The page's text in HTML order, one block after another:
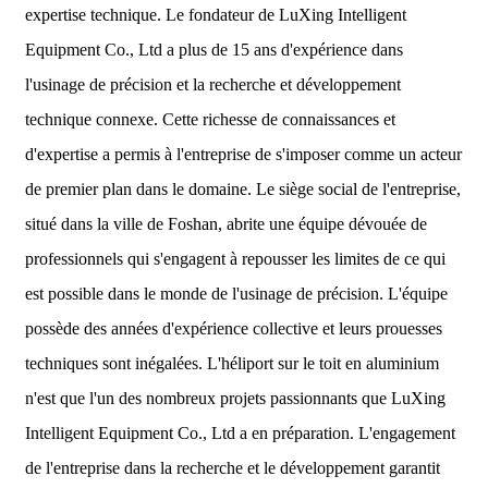
expertise technique. Le fondateur de LuXing Intelligent
Equipment Co., Ltd a plus de 15 ans d'expérience dans
l'usinage de précision et la recherche et développement
technique connexe. Cette richesse de connaissances et
d'expertise a permis à l'entreprise de s'imposer comme un acteur
de premier plan dans le domaine. Le siège social de l'entreprise,
situé dans la ville de Foshan, abrite une équipe dévouée de
professionnels qui s'engagent à repousser les limites de ce qui
est possible dans le monde de l'usinage de précision. L'équipe
possède des années d'expérience collective et leurs prouesses
techniques sont inégalées. L'héliport sur le toit en aluminium
n'est que l'un des nombreux projets passionnants que LuXing
Intelligent Equipment Co., Ltd a en préparation. L'engagement
de l'entreprise dans la recherche et le développement garantit